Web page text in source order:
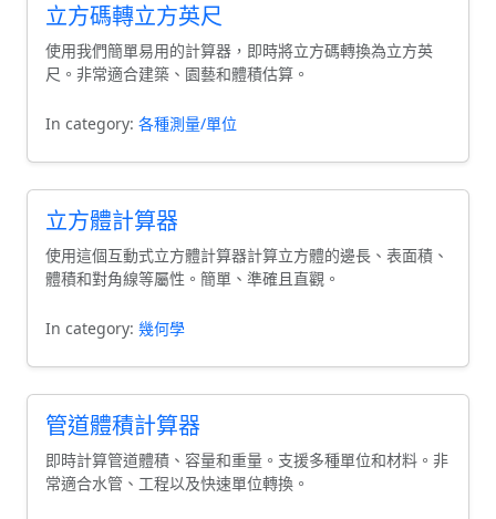
立方碼轉立方英尺
使用我們簡單易用的計算器，即時將立方碼轉換為立方英
尺。非常適合建築、園藝和體積估算。
In category: 各種測量/單位
立方體計算器
使用這個互動式立方體計算器計算立方體的邊長、表面積、
體積和對角線等屬性。簡單、準確且直觀。
In category: 幾何學
管道體積計算器
即時計算管道體積、容量和重量。支援多種單位和材料。非
常適合水管、工程以及快速單位轉換。